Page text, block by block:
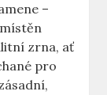
–
zrna, ​ať
pro‌